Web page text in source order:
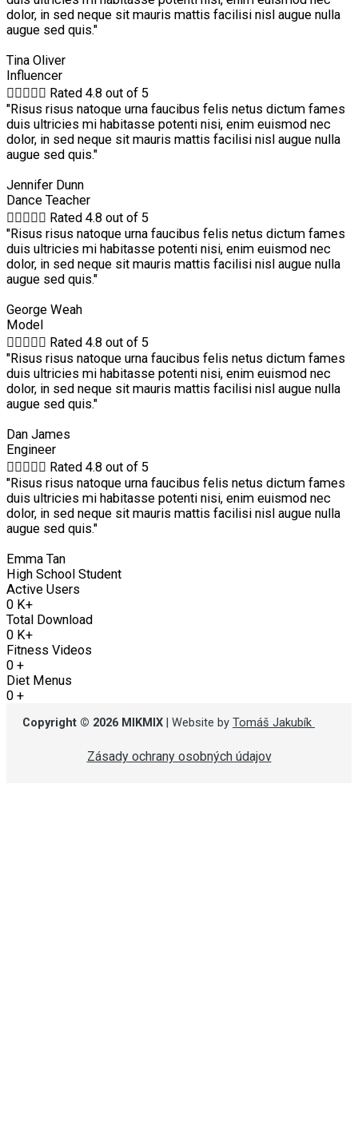
dolor, in sed neque sit mauris mattis facilisi nisl augue nulla
augue sed quis."
Tina Oliver
Influencer
 Rated 4.8 out of 5
"Risus risus natoque urna faucibus felis netus dictum fames
duis ultricies mi habitasse potenti nisi, enim euismod nec
dolor, in sed neque sit mauris mattis facilisi nisl augue nulla
augue sed quis."
Jennifer Dunn
Dance Teacher
 Rated 4.8 out of 5
"Risus risus natoque urna faucibus felis netus dictum fames
duis ultricies mi habitasse potenti nisi, enim euismod nec
dolor, in sed neque sit mauris mattis facilisi nisl augue nulla
augue sed quis."
George Weah
Model
 Rated 4.8 out of 5
"Risus risus natoque urna faucibus felis netus dictum fames
duis ultricies mi habitasse potenti nisi, enim euismod nec
dolor, in sed neque sit mauris mattis facilisi nisl augue nulla
augue sed quis."
Dan James
Engineer
 Rated 4.8 out of 5
"Risus risus natoque urna faucibus felis netus dictum fames
duis ultricies mi habitasse potenti nisi, enim euismod nec
dolor, in sed neque sit mauris mattis facilisi nisl augue nulla
augue sed quis."
Emma Tan
High School Student
Active Users
0 K+
Total Download
0 K+
Fitness Videos
0 +
Diet Menus
0 +
Copyright © 2026 MIKMIX | Website by Tomáš Jakubík
Zásady ochrany osobných údajov